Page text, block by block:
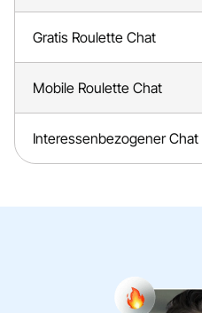
Gratis Roulette Chat
Mobile Roulette Chat
Interessenbezogener Chat